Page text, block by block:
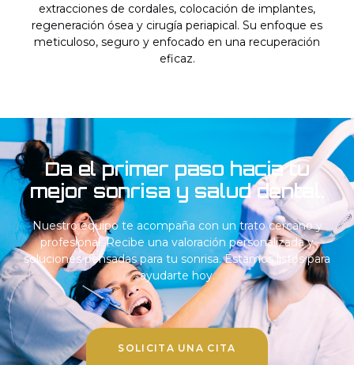
extracciones de cordales, colocación de implantes,
regeneración ósea y cirugía periapical. Su enfoque es
meticuloso, seguro y enfocado en una recuperación
eficaz.
Da el primer paso hacia tu
mejor sonrisa y salud dental.
Nuestro equipo te acompaña con un trato cercano y
profesional. Recibe una valoración personalizada y
soluciones pensadas para tu sonrisa. Estamos listos para
ayudarte hoy.
SOLICITA UNA CITA